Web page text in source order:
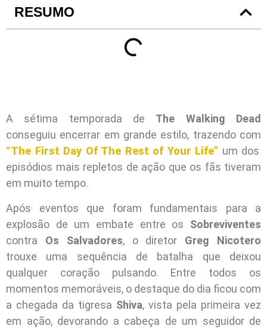
RESUMO
A sétima temporada de The Walking Dead
conseguiu encerrar em grande estilo, trazendo com
“The First Day Of The Rest of Your Life” um dos
episódios mais repletos de ação que os fãs tiveram
em muito tempo.
Após eventos que foram fundamentais para a
explosão de um embate entre os Sobreviventes
contra Os Salvadores, o diretor Greg Nicotero
trouxe uma sequência de batalha que deixou
qualquer coração pulsando. Entre todos os
momentos memoráveis, o destaque do dia ficou com
a chegada da tigresa Shiva, vista pela primeira vez
em ação, devorando a cabeça de um seguidor de